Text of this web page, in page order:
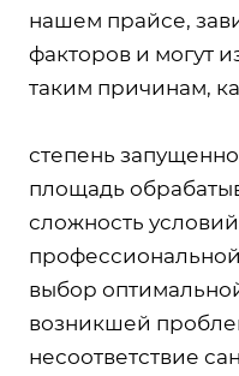
нашем прайсе,
факторов и могут
таким причинам,
степень
площадь
сложность
выбор
возникшей
несоответствие